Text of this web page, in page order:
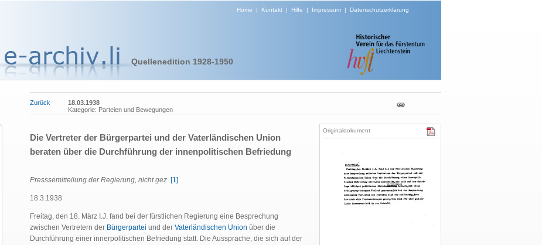
Home | Kontakt| Hilfe | Impressum| Datenschutzerklärung
Quellenedition 1928-1950
Zurück
18.03.1938
Kategorie: Parteien und Bewegungen
Die Vertreter der Bürgerpartei und der Vaterländischen Union
beraten über die Durchführung der innenpolitischen Befriedung
Presssemitteilung der Regierung, nicht gez. [1]
18.3.1938
Freitag, den 18. März I.J. fand bei der fürstlichen Regierung eine Besprechung
zwischen Vertretern der Bürgerpartei und der Vaterländischen Union über die
Durchführung einer innerpolitischen Befriedung statt. Die Aussprache, die sich auf der
Originaldokument